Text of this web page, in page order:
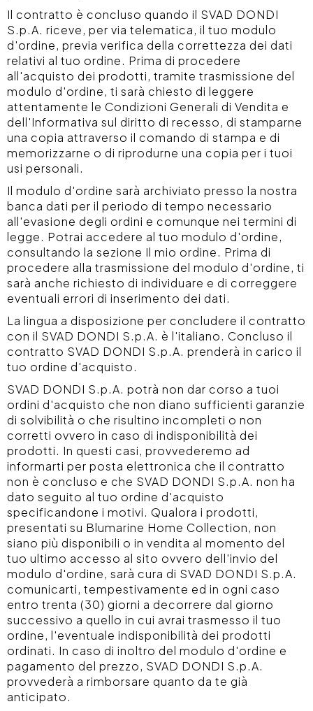
Il contratto è concluso quando il SVAD DONDI
S.p.A. riceve, per via telematica, il tuo modulo
d'ordine, previa verifica della correttezza dei dati
relativi al tuo ordine. Prima di procedere
all'acquisto dei prodotti, tramite trasmissione del
modulo d'ordine, ti sarà chiesto di leggere
attentamente le Condizioni Generali di Vendita e
dell'Informativa sul diritto di recesso, di stamparne
una copia attraverso il comando di stampa e di
memorizzarne o di riprodurne una copia per i tuoi
usi personali.
Il modulo d'ordine sarà archiviato presso la nostra
banca dati per il periodo di tempo necessario
all'evasione degli ordini e comunque nei termini di
legge. Potrai accedere al tuo modulo d'ordine,
consultando la sezione Il mio ordine. Prima di
procedere alla trasmissione del modulo d'ordine, ti
sarà anche richiesto di individuare e di correggere
eventuali errori di inserimento dei dati.
La lingua a disposizione per concludere il contratto
con il SVAD DONDI S.p.A. è l'italiano. Concluso il
contratto SVAD DONDI S.p.A. prenderà in carico il
tuo ordine d'acquisto.
SVAD DONDI S.p.A. potrà non dar corso a tuoi
ordini d'acquisto che non diano sufficienti garanzie
di solvibilità o che risultino incompleti o non
corretti ovvero in caso di indisponibilità dei
prodotti. In questi casi, provvederemo ad
informarti per posta elettronica che il contratto
non è concluso e che SVAD DONDI S.p.A. non ha
dato seguito al tuo ordine d'acquisto
specificandone i motivi. Qualora i prodotti,
presentati su Blumarine Home Collection, non
siano più disponibili o in vendita al momento del
tuo ultimo accesso al sito ovvero dell'invio del
modulo d'ordine, sarà cura di SVAD DONDI S.p.A.
comunicarti, tempestivamente ed in ogni caso
entro trenta (30) giorni a decorrere dal giorno
successivo a quello in cui avrai trasmesso il tuo
ordine, l'eventuale indisponibilità dei prodotti
ordinati. In caso di inoltro del modulo d'ordine e
pagamento del prezzo, SVAD DONDI S.p.A.
provvederà a rimborsare quanto da te già
anticipato.